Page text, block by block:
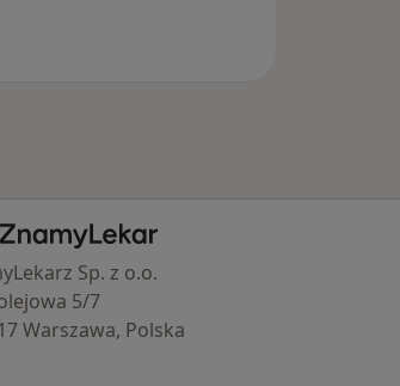
- Hlavní stránka
Sp. z o.o.
5/7
Warszawa, Polska